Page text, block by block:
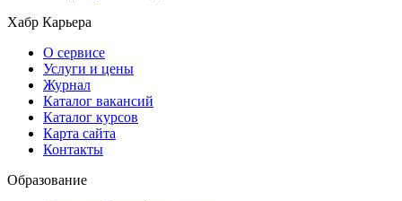
Хабр Карьера
О сервисе
Услуги и цены
Журнал
Каталог вакансий
Каталог курсов
Карта сайта
Контакты
Образование